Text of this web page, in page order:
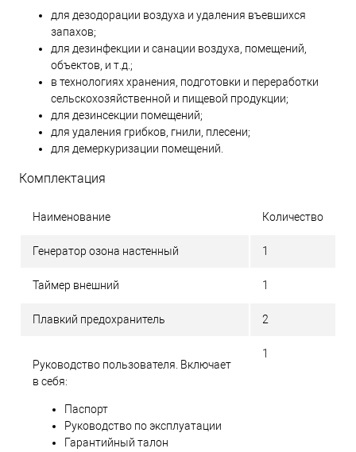
для дезодорации воздуха и удаления въевшихся
запахов;
для дезинфекции и санации воздуха, помещений,
объектов, и т.д.;
в технологиях хранения, подготовки и переработки
сельскохозяйственной и пищевой продукции;
для дезинсекции помещений;
для удаления грибков, гнили, плесени;
для демеркуризации помещений.
Комплектация
Наименование Количество
Генератор озона настенный 1
Таймер внешний 1
Плавкий предохранитель 2
Руководство пользователя. Включает
в себя:
Паспорт
Руководство по эксплуатации
Гарантийный талон
1